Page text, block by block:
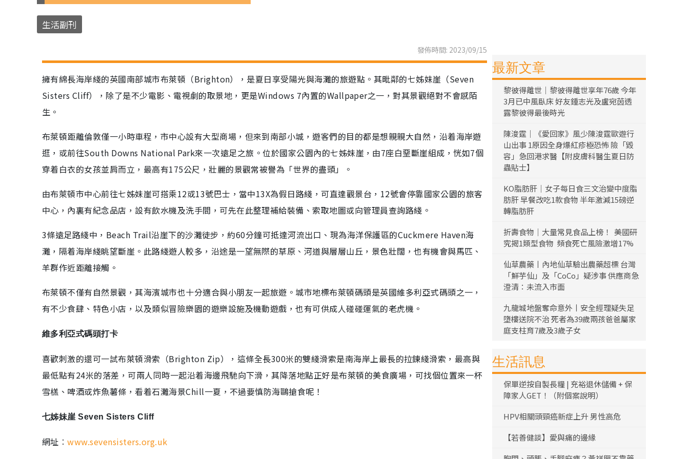
生活副刊
發佈時間: 2023/09/15
擁有綿長海岸綫的英國南部城市布萊頓（Brighton），是夏日享受陽光與海灘的旅遊點。其毗鄰的七姊妹崖（Seven
Sisters Cliff），除了是不少電影、電視劇的取景地，更是Windows 7內置的Wallpaper之一，對其景觀絕對不會感陌
生。
布萊頓距離倫敦僅一小時車程，市中心設有大型商場，但來到南部小城，遊客們的目的都是想親親大自然，沿着海岸遊
逛，或前往South Downs National Park來一次遠足之旅。位於國家公園內的七姊妹崖，由7座白堊斷崖組成，恍如7個
穿着白衣的女孩並肩而立，最高有175公尺，壯麗的景觀常被譽為「世界的盡頭」。
由布萊頓市中心前往七姊妹崖可搭乘12或13號巴士，當中13X為假日路綫，可直達觀景台，12號會停靠國家公園的旅客
中心，內裏有紀念品店，設有飲水機及洗手間，可先在此整理補給裝備、索取地圖或向管理員查詢路綫。
3條遠足路綫中，Beach Trail沿崖下的沙灘徒步，約60分鐘可抵達河流出口、現為海洋保護區的Cuckmere Haven海
灘，隔着海岸綫眺望斷崖。此路綫遊人較多，沿途是一望無際的草原、河道與層層山丘，景色壯闊，也有機會與馬匹、
羊群作近距離接觸。
布萊頓不僅有自然景觀，其海濱城市也十分適合與小朋友一起旅遊。城市地標布萊頓碼頭是英國維多利亞式碼頭之一，
有不少食肆、特色小店，以及類似冒險樂園的遊樂設施及機動遊戲，也有可供成人碰碰運氣的老虎機。
維多利亞式碼頭打卡
喜歡刺激的還可一試布萊頓滑索（Brighton Zip），這條全長300米的雙綫滑索是南海岸上最長的拉鍊綫滑索，最高與
最低點有24米的落差，可兩人同時一起沿着海邊飛馳向下滑，其降落地點正好是布萊頓的美食廣場，可找個位置來一杯
雪榚、啤酒或炸魚薯條，看着石灘海景Chill一夏，不過要慎防海鷗搶食呢！
七姊妹崖 Seven Sisters Cliff
網址︰www.sevensisters.org.uk
最新文章
黎彼得離世｜黎彼得離世享年76歲 今年
3月已中風臥床 好友鍾志光及盧宛茵透
露黎彼得最後時光
陳浚霆｜《愛回家》風少陳浚霆歐遊行
山出事 1原因全身爆紅疹極恐怖 險「毀
容」急回港求醫【附皮膚科醫生夏日防
蟲貼士】
KO脂肪肝｜女子每日食三文治變中度脂
肪肝 早餐改吃1款食物 半年激減15磅逆
轉脂肪肝
折壽食物｜大量常見食品上榜！ 美國研
究揭1類型食物 頻食死亡風險激增17%
仙草農藥丨內地仙草驗出農藥超標 台灣
「鮮芋仙」及「CoCo」疑涉事 供應商急
澄清：未流入市面
九龍城地盤奪命意外丨安全經理疑失足
墮樓送院不治 死者為39歲兩孩爸爸屬家
庭支柱育7歲及3歲子女
生活訊息
保單逆按自製長糧 | 充裕退休儲備 + 保
障家人GET！（附個案說明）
HPV相關頭頸癌新症上升 男性高危
【若善健談】愛與痛的邊緣